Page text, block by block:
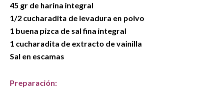
45 gr de harina integral
1/2 cucharadita de levadura en polvo
1 buena pizca de sal fina integral
1 cucharadita de extracto de vainilla
Sal en escamas
Preparación: